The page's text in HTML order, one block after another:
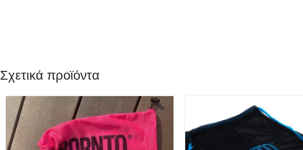
Σχετικά προϊόντα